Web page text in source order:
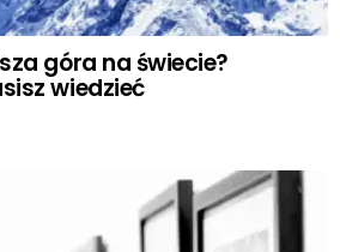
góra na świecie?
wiedzieć